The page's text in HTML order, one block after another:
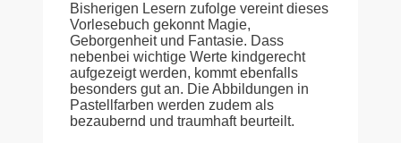
Bisherigen Lesern zufolge vereint dieses
Vorlesebuch gekonnt Magie,
Geborgenheit und Fantasie. Dass
nebenbei wichtige Werte kindgerecht
aufgezeigt werden, kommt ebenfalls
besonders gut an. Die Abbildungen in
Pastellfarben werden zudem als
bezaubernd und traumhaft beurteilt.